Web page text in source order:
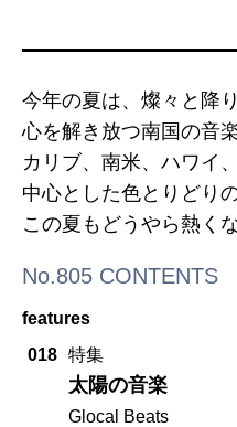
今年の夏は、燦々と降
心を解き放つ南国の音楽
カリブ、南米、ハワイ
中心とした色とりどり
この夏もどうやら熱く
No.805 CONTENTS
features
018 特集
太陽の音楽
Glocal Beats